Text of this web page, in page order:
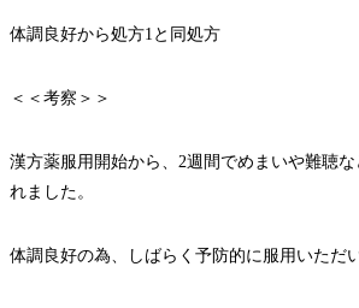
体調良好から処方1と同処方
＜＜考察＞＞
漢方薬服用開始から、2週間でめまいや難聴
れました。
体調良好の為、しばらく予防的に服用いただ